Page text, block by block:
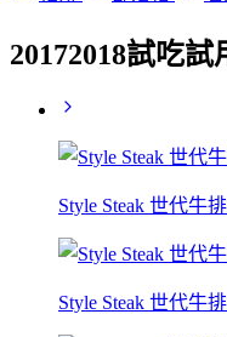
20172018試吃試
Style Steak 世代牛
Style Steak 世代牛